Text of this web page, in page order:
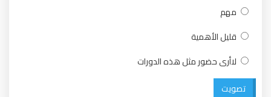
مهم
قليل الأهمية
لاأرى حضور مثل هذه الدورات
تصويت